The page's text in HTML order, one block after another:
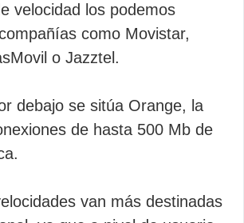
velocidad los podemos
como Movistar,
o Jazztel.
debajo se sitúa Orange, la
de hasta 500 Mb de
van más destinadas